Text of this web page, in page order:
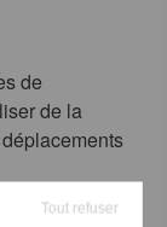
de
de la
Tout refuser